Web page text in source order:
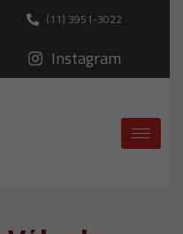
(11) 3951-3022
Instagram